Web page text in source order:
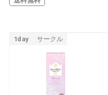
1day サークル